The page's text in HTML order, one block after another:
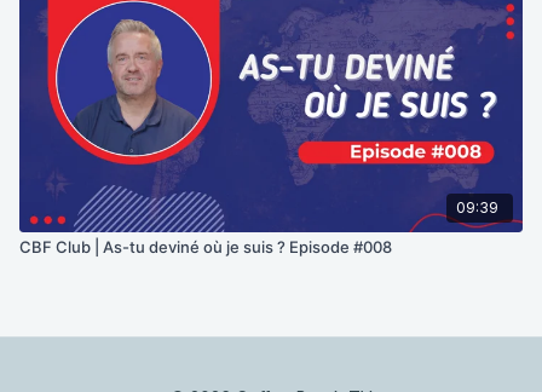
09:39
CBF Club | As-tu deviné où je suis ? Episode #008